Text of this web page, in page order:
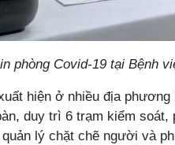
phòng Covid-19 tại Bệnh
hiện ở nhiều địa
duy trì 6 trạm kiểm
lý chặt chẽ người và